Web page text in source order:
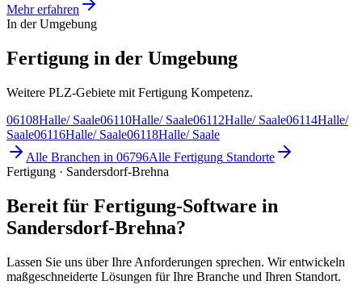
Mehr erfahren
In der Umgebung
Fertigung in der Umgebung
Weitere PLZ-Gebiete mit Fertigung Kompetenz.
06108Halle/ Saale06110Halle/ Saale06112Halle/ Saale06114Halle/
Saale06116Halle/ Saale06118Halle/ Saale
Alle Branchen in 06796Alle Fertigung Standorte
Fertigung · Sandersdorf-Brehna
Bereit für Fertigung-Software in
Sandersdorf-Brehna?
Lassen Sie uns über Ihre Anforderungen sprechen. Wir entwickeln
maßgeschneiderte Lösungen für Ihre Branche und Ihren Standort.